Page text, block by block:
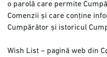
o parolă care permite
Comenzii și care conține
Cumpărător și istoricul
Wish List – pagină web din